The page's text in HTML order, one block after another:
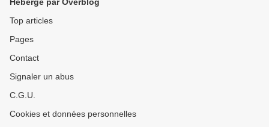
Top articles
Pages
Contact
Signaler un abus
C.G.U.
Cookies et données personnelles